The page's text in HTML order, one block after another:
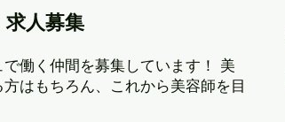
人募集
働く仲間を募集しています！ 美
はもちろん、これから美容師を目